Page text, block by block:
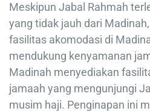
Meskipun Jabal Rahmah
yang tidak jauh dari
fasilitas akomodasi di
mendukung kenyamanan
Madinah menyediakan
jamaah yang mengunjungi
musim haji. Penginapan ini